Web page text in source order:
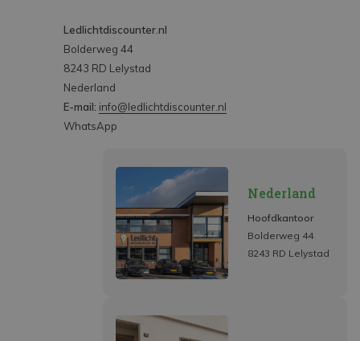
Ledlichtdiscounter.nl
Bolderweg 44
8243 RD Lelystad
Nederland
E-mail: info@ledlichtdiscounter.nl
WhatsApp
Nederland
Hoofdkantoor
Bolderweg 44
8243 RD Lelystad